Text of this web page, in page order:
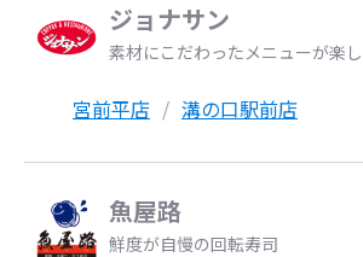
ジョナサン
素材にこだわったメニューが楽
宮前平店 溝の口駅前店
魚屋路
鮮度が自慢の回転寿司